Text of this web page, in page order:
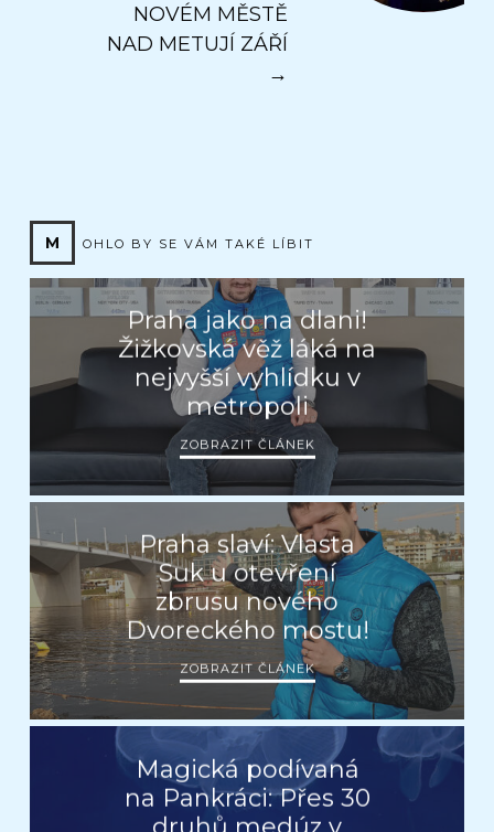
NOVÉM MĚSTĚ
NAD METUJÍ ZÁŘÍ
→
M OHLO BY SE VÁM TAKÉ LÍBIT
Praha jako na dlani!
Žižkovská věž láká na
nejvyšší vyhlídku v
metropoli
ZOBRAZIT ČLÁNEK
Praha slaví: Vlasta
Suk u otevření
zbrusu nového
Dvoreckého mostu!
ZOBRAZIT ČLÁNEK
Magická podívaná
na Pankráci: Přes 30